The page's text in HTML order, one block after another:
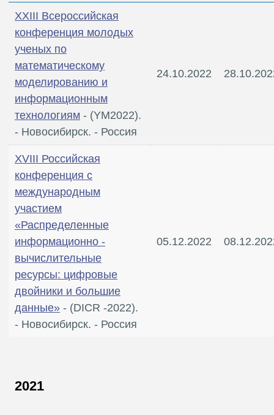
XXIII Всероссийская
конференция молодых
ученых по
математическому
моделированию и
информационным
технологиям - (YM2022).
- Новосибирск. - Россия
24.10.2022
XVIII Российская
конференция с
международным
участием
«Распределенные
информационно -
вычислительные
ресурсы: цифровые
двойники и большие
данные» - (DICR -2022).
- Новосибирск. - Россия
05.12.2022
2021